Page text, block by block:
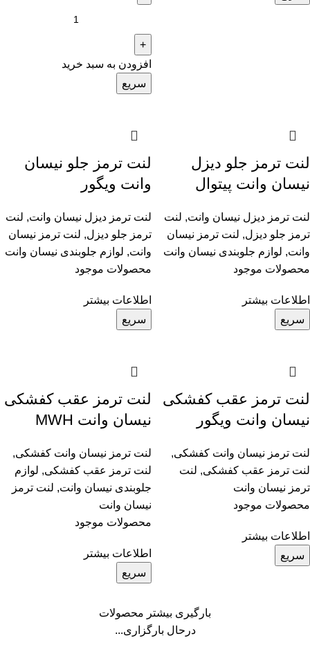
افزودن به سبد خرید
سریع
لنت ترمز جلو دیزل
نیسان وانت پیتوال
لنت ترمز دیزل نیسان وانت, لنت
ترمز جلو دیزل, لنت ترمز نیسان
وانت, لوازم جلوبندی نیسان وانت
محصولات موجود
اطلاعات بیشتر
سریع
لنت ترمز جلو نیسان
وانت ویگور
لنت ترمز دیزل نیسان وانت, لنت
ترمز جلو دیزل, لنت ترمز نیسان
وانت, لوازم جلوبندی نیسان وانت
محصولات موجود
اطلاعات بیشتر
سریع
لنت ترمز عقب کفشکی
نیسان وانت ویگور
لنت ترمز نیسان وانت کفشکی,
لنت ترمز عقب کفشکی, لنت
ترمز نیسان وانت
محصولات موجود
اطلاعات بیشتر
سریع
لنت ترمز عقب کفشکی
نیسان وانت MWH
لنت ترمز نیسان وانت کفشکی,
لنت ترمز عقب کفشکی, لوازم
جلوبندی نیسان وانت, لنت ترمز
نیسان وانت
محصولات موجود
اطلاعات بیشتر
سریع
بارگیری بیشتر محصولات
درحال بارگزاری...